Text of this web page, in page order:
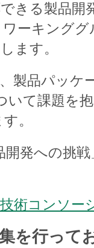
きる製品
ーキング
ます。
製品パッケ
いて課題を
。
開発への挑
術コンソー
を行って